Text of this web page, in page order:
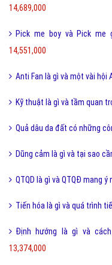
14,689,000
Pick me boy và Pick
14,551,000
Anti Fan là gì và một vài hội
Kỹ thuật là gì và tầm quan
Quả dâu da đất có những
Dũng cảm là gì và tại sao
QTQD là gì và QTQĐ mang
Tiến hóa là gì và quá trình
Định hướng là gì và
13,374,000